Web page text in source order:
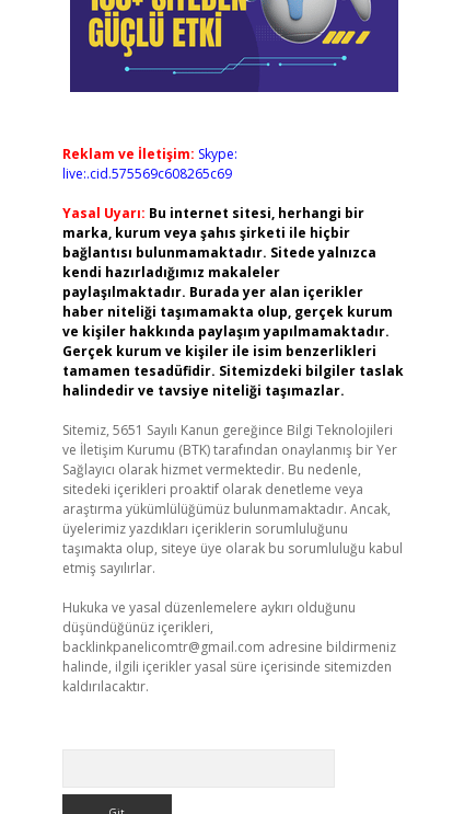
Reklam ve İletişim: Skype:
live:.cid.575569c608265c69
Yasal Uyarı: Bu internet sitesi, herhangi bir
marka, kurum veya şahıs şirketi ile hiçbir
bağlantısı bulunmamaktadır. Sitede yalnızca
kendi hazırladığımız makaleler
paylaşılmaktadır. Burada yer alan içerikler
haber niteliği taşımamakta olup, gerçek kurum
ve kişiler hakkında paylaşım yapılmamaktadır.
Gerçek kurum ve kişiler ile isim benzerlikleri
tamamen tesadüfidir. Sitemizdeki bilgiler taslak
halindedir ve tavsiye niteliği taşımazlar.
Sitemiz, 5651 Sayılı Kanun gereğince Bilgi Teknolojileri
ve İletişim Kurumu (BTK) tarafından onaylanmış bir Yer
Sağlayıcı olarak hizmet vermektedir. Bu nedenle,
sitedeki içerikleri proaktif olarak denetleme veya
araştırma yükümlülüğümüz bulunmamaktadır. Ancak,
üyelerimiz yazdıkları içeriklerin sorumluluğunu
taşımakta olup, siteye üye olarak bu sorumluluğu kabul
etmiş sayılırlar.
Hukuka ve yasal düzenlemelere aykırı olduğunu
düşündüğünüz içerikleri,
backlinkpanelicomtr@gmail.com adresine bildirmeniz
halinde, ilgili içerikler yasal süre içerisinde sitemizden
kaldırılacaktır.